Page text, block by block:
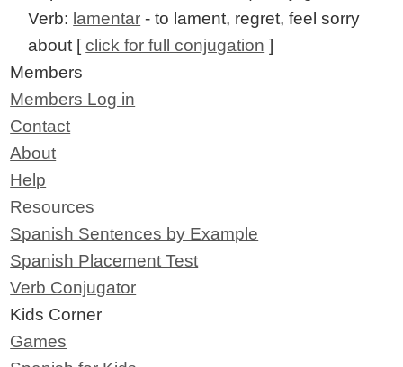
Verb: lamentar - to lament, regret, feel sorry
about [click for full conjugation ]
Members
Members Log in
Contact
About
Help
Resources
Spanish Sentences by Example
Spanish Placement Test
Verb Conjugator
Kids Corner
Games